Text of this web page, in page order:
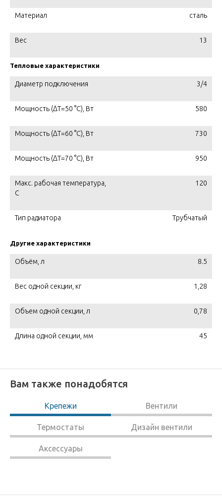
Материал сталь
Вес 13
Тепловые характеристики
Диаметр подключения 3/4
Мощность (ΔT=50 °C), Вт 580
Мощность (ΔT=60 °C), Вт 730
Мощность (ΔT=70 °C), Вт 950
Макс. рабочая температура,
C
120
Тип радиатора Трубчатый
Другие характеристики
Объём, л 8.5
Вес одной секции, кг 1,28
Объем одной секции, л 0,78
Длина одной секции, мм 45
Вам также понадобятся
Крепежи Вентили
Термостаты Дизайн вентили
Аксессуары